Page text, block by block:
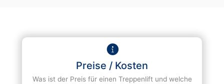
Preise / Kosten
Was ist der Preis für einen Treppenlift und welche